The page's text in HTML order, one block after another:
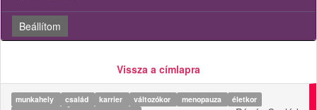
Beállítom
Vissza a címlapra
munkahely család karrier változókor menopauza
életkor